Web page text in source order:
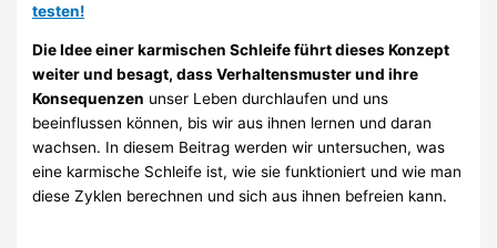
testen!
Die Idee einer karmischen Schleife führt dieses Konzept
weiter und besagt, dass Verhaltensmuster und ihre
Konsequenzen unser Leben durchlaufen und uns
beeinflussen können, bis wir aus ihnen lernen und daran
wachsen. In diesem Beitrag werden wir untersuchen, was
eine karmische Schleife ist, wie sie funktioniert und wie man
diese Zyklen berechnen und sich aus ihnen befreien kann.